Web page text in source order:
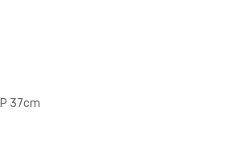
37cm